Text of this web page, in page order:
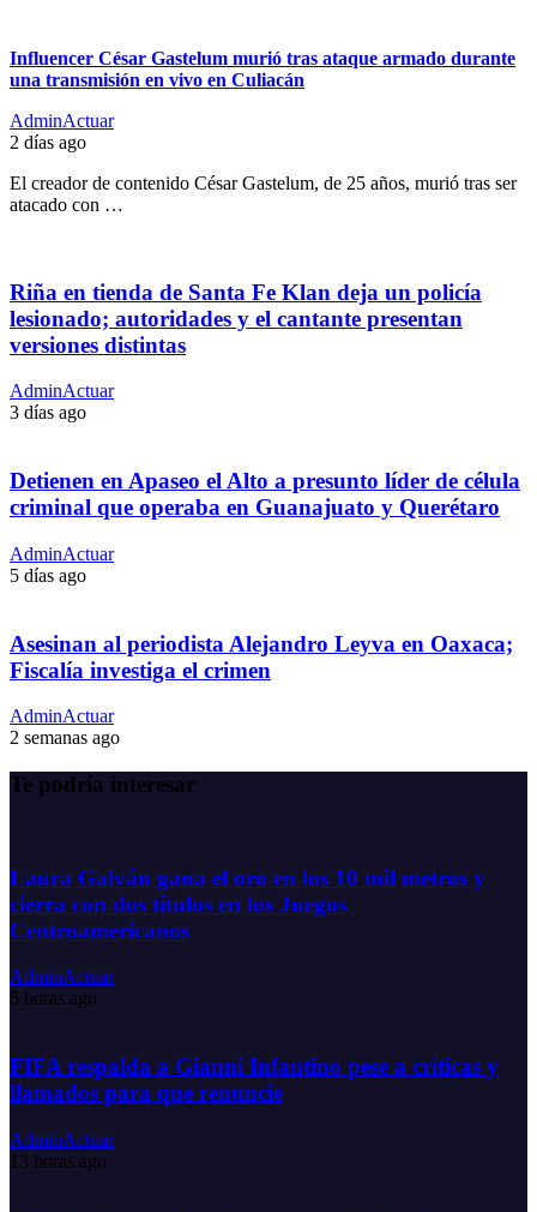
Influencer César Gastelum murió tras ataque armado durante
una transmisión en vivo en Culiacán
AdminActuar
2 días ago
El creador de contenido César Gastelum, de 25 años, murió tras ser
atacado con …
Riña en tienda de Santa Fe Klan deja un policía
lesionado; autoridades y el cantante presentan
versiones distintas
AdminActuar
3 días ago
Detienen en Apaseo el Alto a presunto líder de célula
criminal que operaba en Guanajuato y Querétaro
AdminActuar
5 días ago
Asesinan al periodista Alejandro Leyva en Oaxaca;
Fiscalía investiga el crimen
AdminActuar
2 semanas ago
Te podría interesar
Laura Galván gana el oro en los 10 mil metros y
cierra con dos títulos en los Juegos
Centroamericanos
AdminActuar
5 horas ago
FIFA respalda a Gianni Infantino pese a críticas y
llamados para que renuncie
AdminActuar
13 horas ago